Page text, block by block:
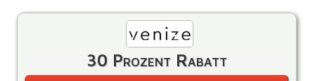
30 Prozent Rabatt